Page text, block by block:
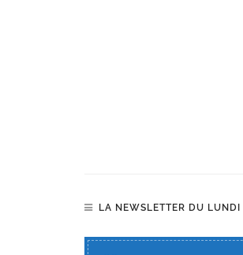
LA NEWSLETTER DU LUNDI